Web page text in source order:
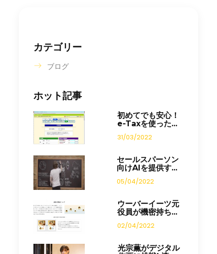
カテゴリー
ブログ
ホット記事
初めてでも安心！
e-Taxを使った...
31/03/2022
セールスパーソン
向けAIを提供す...
05/04/2022
ウーバーイーツ元
役員が機密持ち...
02/04/2022
光宗薫がデジタル